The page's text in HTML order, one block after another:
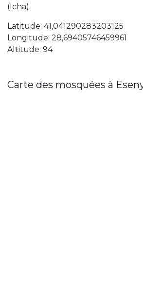
(Icha).
Latitude: 41,041290283203125
Longitude: 28,69405746459961
Altitude: 94
Carte des mosquées à